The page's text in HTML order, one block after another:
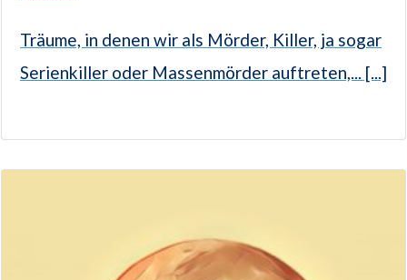
Träume, in denen wir als Mörder, Killer, ja sogar
Serienkiller oder Massenmörder auftreten,... [...]